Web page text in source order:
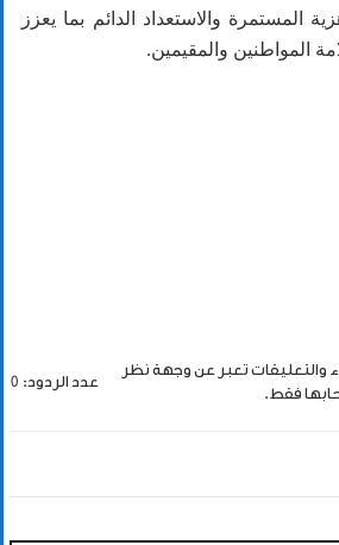
المستمرة والاستعداد الدائم بما يعزز
المواطنين والمقيمين.
والتعليقات تعبر عن وجهة نظر
فقط.
عدد الردود: 0